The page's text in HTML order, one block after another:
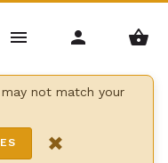
not match your
×
Lampadario ontani